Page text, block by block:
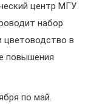
центр МГУ
набор
цветоводство в
повышения
по май.